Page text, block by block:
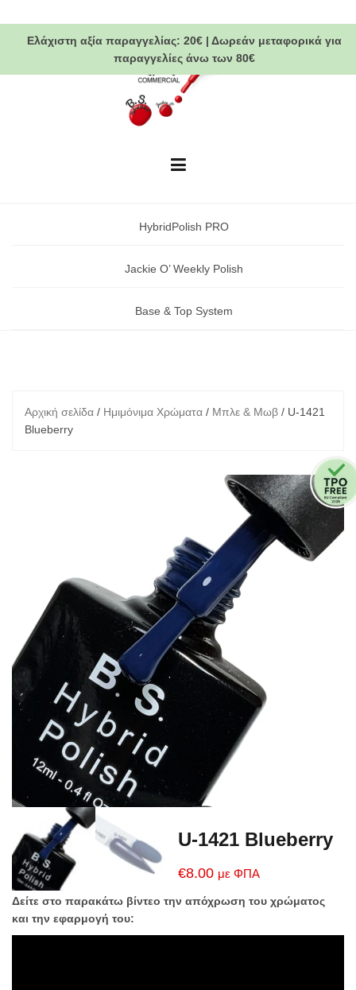
to
contentΕλάχιστη αξία παραγγελίας: 20€| Δωρεάν μεταφορικάγια
παραγγελίες άνω των 80€
HybridPolish PRO
Jackie O’ Weekly Polish
Base & Top System
Αρχική σελίδα / Ημιμόνιμα Χρώματα / Μπλε & Μωβ / U-1421
Blueberry
U-1421 Blueberry
€8.00 με ΦΠΑ
Δείτε στο παρακάτω βίντεο την απόχρωση του χρώματος
και την εφαρμογή του: